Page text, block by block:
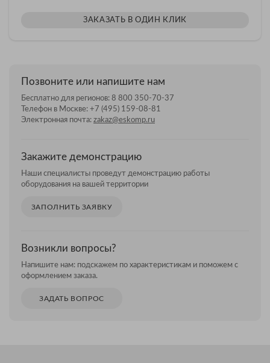
ЗАКАЗАТЬ В ОДИН КЛИК
Позвоните или напишите нам
Бесплатно для регионов: 8 800 350-70-37
Телефон в Москве: +7 (495) 159-08-81
Электронная почта: zakaz@eskomp.ru
Закажите демонстрацию
Наши специалисты проведут демонстрацию работы
оборудования на вашей территории
ЗАПОЛНИТЬ ЗАЯВКУ
Возникли вопросы?
Напишите нам: подскажем по характеристикам и поможем с
оформлением заказа.
ЗАДАТЬ ВОПРОС